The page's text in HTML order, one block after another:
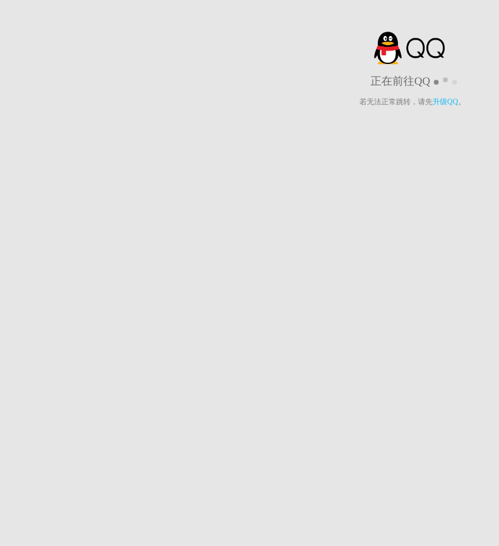
正在前往QQ
若无法正常跳转，请先升级QQ。